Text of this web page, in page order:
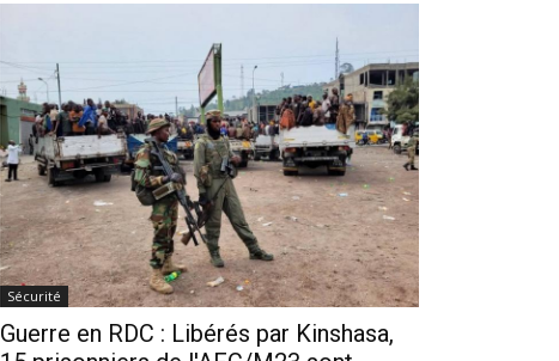
Sécurité
Guerre en RDC : Libérés par Kinshasa,